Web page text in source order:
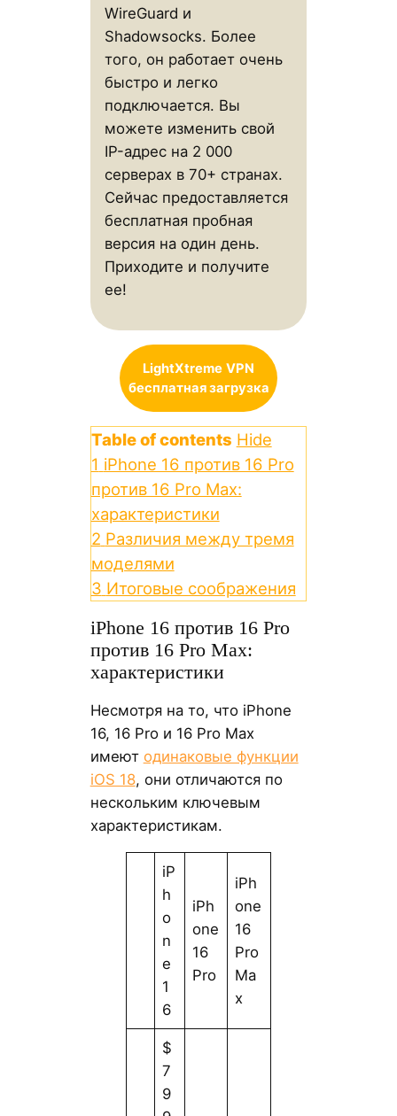
WireGuard и
Shadowsocks. Более
того, он работает очень
быстро и легко
подключается. Вы
можете изменить свой
IP-адрес на 2 000
серверах в 70+ странах.
Сейчас предоставляется
бесплатная пробная
версия на один день.
Приходите и получите
ее!
LightXtreme VPN
бесплатная загрузка
Table of contents Hide
1 iPhone 16 против 16 Pro
против 16 Pro Max:
характеристики
2 Различия между тремя
моделями
3 Итоговые соображения
iPhone 16 против 16 Pro
против 16 Pro Max:
характеристики
Несмотря на то, что iPhone
16, 16 Pro и 16 Pro Max
имеют одинаковые функции
iOS 18, они отличаются по
нескольким ключевым
характеристикам.
iP
h
o
n
e
1
6
iPh
one
16
Pro
iPh
one
16
Pro
Ma
x
$
7
9